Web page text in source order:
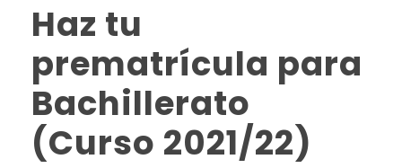
Haz tu
prematrícula para
Bachillerato
(Curso 2021/22)